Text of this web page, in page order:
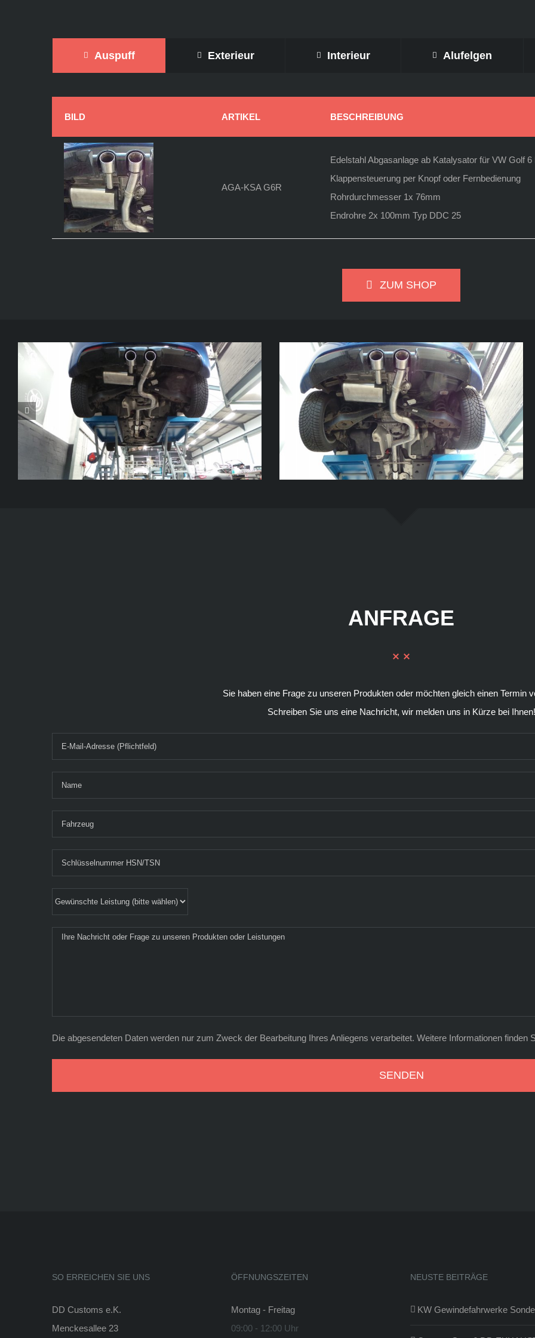
Auspuff Exterieur Interieur Alufelgen
BILD ARTIKEL BESCHREIBUNG
AGA-KSA G6R
Edelstahl Abgasanlage ab Katalysator für VW Golf 6
Klappensteuerung per Knopf oder Fernbedienung
Rohrdurchmesser 1x 76mm
Endrohre 2x 100mm Typ DDC 25
ZUM SHOP
ANFRAGE
Sie haben eine Frage zu unseren Produkten oder möchten gleich einen Termin
Schreiben Sie uns eine Nachricht, wir melden uns in Kürze bei Ihnen!
Die abgesendeten Daten werden nur zum Zweck der Bearbeitung Ihres Anliegens verarbeitet. Weitere Informationen finden
SO ERREICHEN SIE UNS
DD Customs e.K.
Menckesallee 23
ÖFFNUNGSZEITEN
Montag - Freitag
09:00 - 12:00 Uhr
NEUSTE BEITRÄGE
KW Gewindefahrwerke